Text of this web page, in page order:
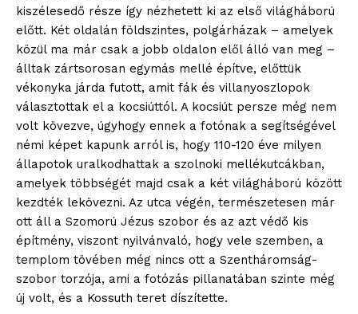
kiszélesedő része így nézhetett ki az első világháború
előtt. Két oldalán földszintes, polgárházak – amelyek
közül ma már csak a jobb oldalon elől álló van meg –
álltak zártsorosan egymás mellé építve, előttük
vékonyka járda futott, amit fák és villanyoszlopok
választottak el a kocsiúttól. A kocsiút persze még nem
volt kövezve, úgyhogy ennek a fotónak a segítségével
némi képet kapunk arról is, hogy 110-120 éve milyen
állapotok uralkodhattak a szolnoki mellékutcákban,
amelyek többségét majd csak a két világháború között
kezdték lekövezni. Az utca végén, természetesen már
ott áll a Szomorú Jézus szobor és az azt védő kis
építmény, viszont nyilvánvaló, hogy vele szemben, a
templom tövében még nincs ott a Szentháromság-
szobor torzója, ami a fotózás pillanatában szinte még
új volt, és a Kossuth teret díszítette.